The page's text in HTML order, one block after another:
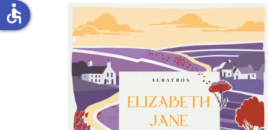
accessible
Zwiększ rozmiar czcionki
Zmniejsz rozmiar czcionki
Odwróć kolory
Skala szarości